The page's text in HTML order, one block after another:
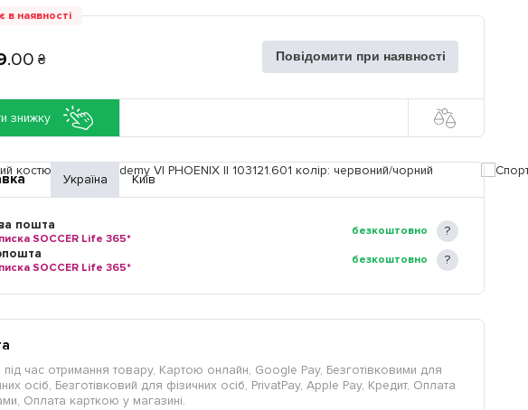
в наявності
.00 ₴ Повідомити при наявності
знижку
Україна Київ
пошта
SOCCER Life 365*
безкоштовно
SOCCER Life 365*
безкоштовно
час отримання товару, Картою онлайн, Google Pay, Безготівковими для
осіб, Безготівковий для фізичних осіб, PrivatPay, Apple Pay, Кредит, Оплата
Оплата карткою у магазині.